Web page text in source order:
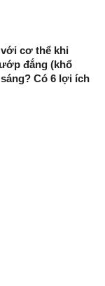
cơ thể khi
đắng (khổ
Có 6 lợi ích